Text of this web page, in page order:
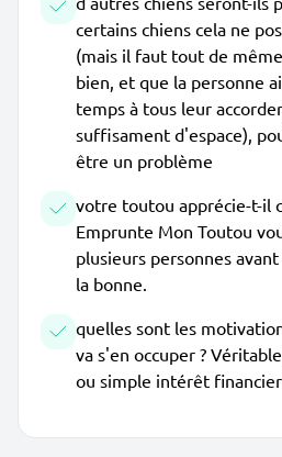
certains chiens cela ne
(mais il faut tout de
bien, et que la personne
temps à tous leur
suffisament d'espace),
être un problème
votre toutou apprécie-t-il
Emprunte Mon Toutou
plusieurs personnes
la bonne.
quelles sont les
va s'en occuper ?
ou simple intérêt financier